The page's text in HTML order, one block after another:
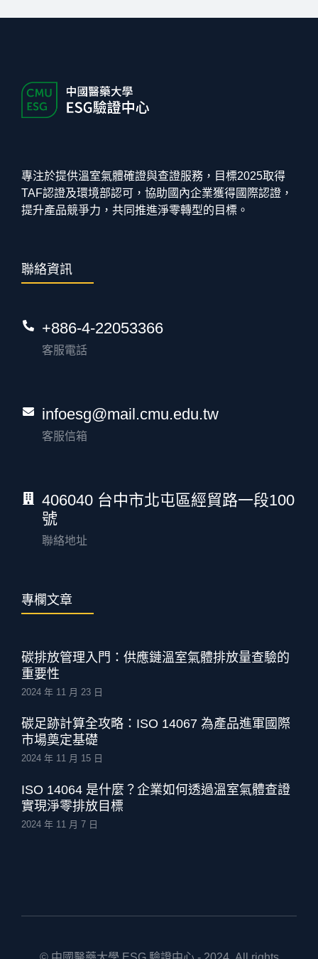
專注於提供溫室氣體確證與查證服務，目標2025取得
TAF認證及環境部認可，協助國內企業獲得國際認證，
提升產品競爭力，共同推進淨零轉型的目標。
聯絡資訊
+886-4-22053366
客服電話
infoesg@mail.cmu.edu.tw
客服信箱
406040 台中市北屯區經貿路一段100
號
聯絡地址
專欄文章
碳排放管理入門：供應鏈溫室氣體排放量查驗的
重要性
2024 年 11 月 23 日
碳足跡計算全攻略：ISO 14067 為產品進軍國際
市場奠定基礎
2024 年 11 月 15 日
ISO 14064 是什麼？企業如何透過溫室氣體查證
實現淨零排放目標
2024 年 11 月 7 日